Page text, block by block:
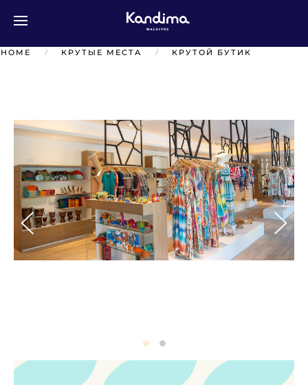
HOME КРУТЫЕ МЕСТА КРУТОЙ БУТИК
KoolStuff